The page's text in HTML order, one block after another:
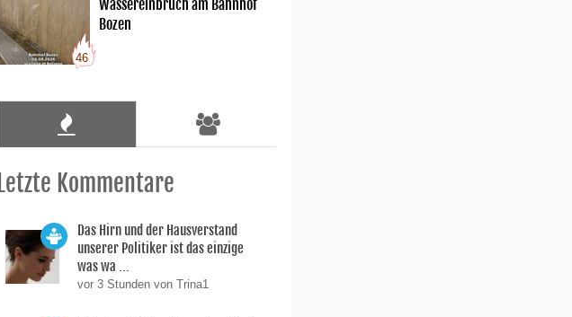
46
Wassereinbruch am Bahnhof
Bozen
Letzte Kommentare
Das Hirn und der Hausverstand
unserer Politiker ist das einzige
was wa ...
vor 3 Stunden von Trina1